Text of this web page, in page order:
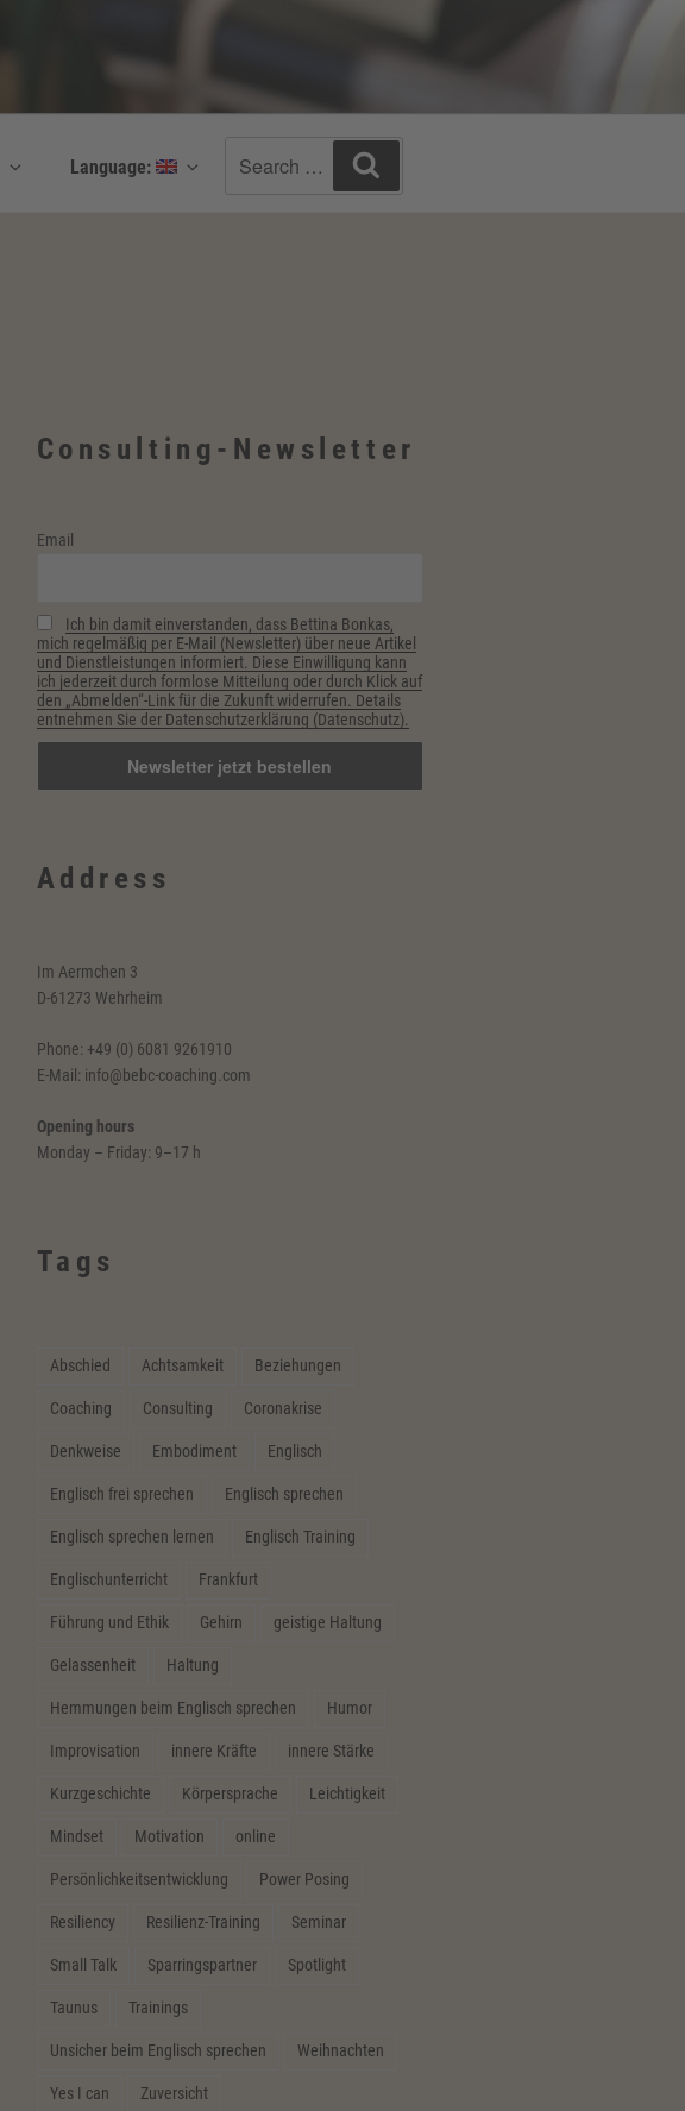
Language:
for:
Consulting-Newsletter
Email
Ich bin damit einverstanden, dass Bettina Bonkas,
mich regelmäßig per E-Mail (Newsletter) über neue Artikel
und Dienstleistungen informiert. Diese Einwilligung kann
ich jederzeit durch formlose Mitteilung oder durch Klick auf
den „Abmelden“-Link für die Zukunft widerrufen. Details
entnehmen Sie der Datenschutzerklärung (Datenschutz).
Address
Im Aermchen 3
D-61273 Wehrheim
Phone: +49 (0) 6081 9261910
E-Mail: info@bebc-coaching.com
Opening hours
Monday – Friday: 9–17 h
Tags
Abschied Achtsamkeit Beziehungen
Coaching Consulting Coronakrise
Denkweise Embodiment Englisch
Englisch frei sprechen Englisch sprechen
Englisch sprechen lernen Englisch Training
Englischunterricht Frankfurt
Führung und Ethik Gehirn geistige Haltung
Gelassenheit Haltung
Hemmungen beim Englisch sprechen Humor
Improvisation innere Kräfte innere Stärke
Kurzgeschichte Körpersprache Leichtigkeit
Mindset Motivation online
Persönlichkeitsentwicklung Power Posing
Resiliency Resilienz-Training Seminar
Small Talk Sparringspartner Spotlight
Taunus Trainings
Unsicher beim Englisch sprechen Weihnachten
Yes I can Zuversicht